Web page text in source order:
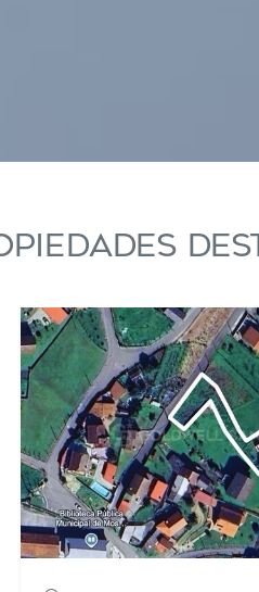
web utiliza Cookies propias para
nuestros servicios. Si continua
de las mismas. El usuario tiene
si así lo desea, impedir que sean
tener en cuenta que dicha acción
web.
y personalización
realizar el seguimiento y análisis
La información recogida mediante
de la actividad de la web para la
con el fin de introducir mejoras